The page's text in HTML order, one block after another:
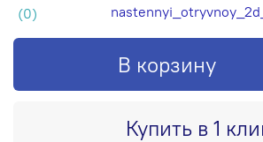
(0)
В корзину
Купить в 1